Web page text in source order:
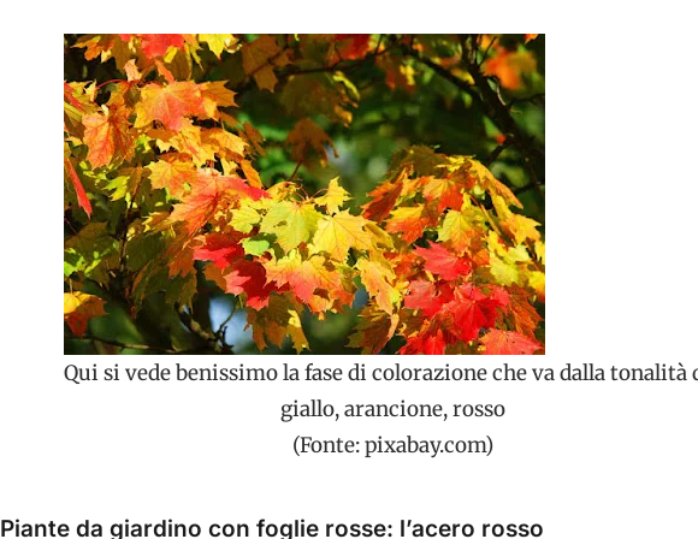
Qui si vede benissimo la fase di colorazione che va dalla tonalità
giallo, arancione, rosso
(Fonte: pixabay.com)
Piante da giardino con foglie rosse: l’acero rosso